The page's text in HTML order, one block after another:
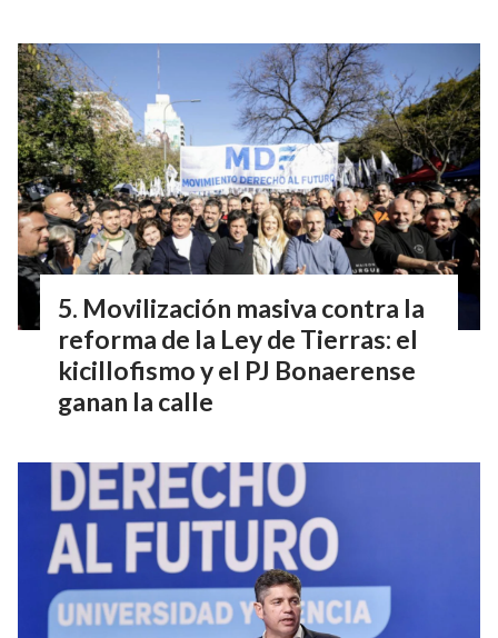
Movilización masiva contra la
reforma de la Ley de Tierras: el
kicillofismo y el PJ Bonaerense
ganan la calle